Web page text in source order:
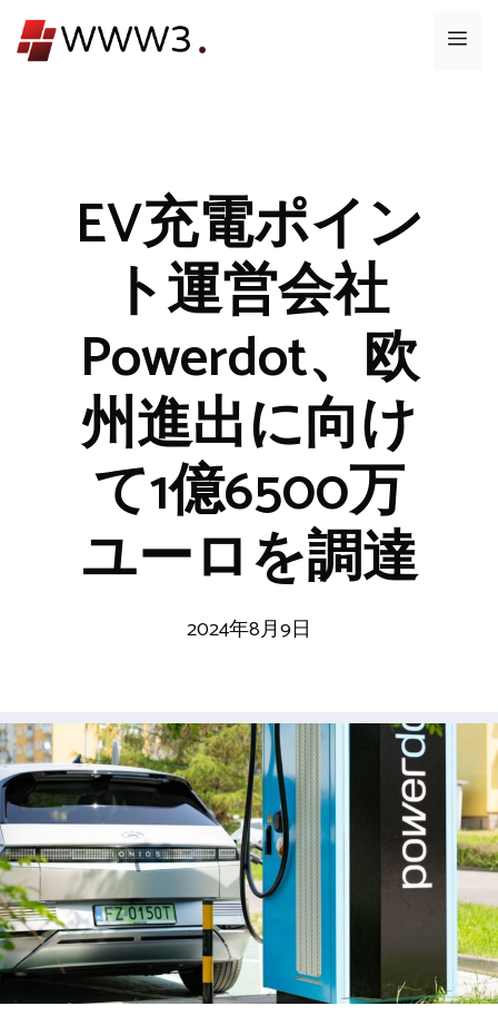
ン
メ
EV充電ポイン
ト運営会社
Powerdot、欧
州進出に向け
て1億6500万
ユーロを調達
2024年8月9日